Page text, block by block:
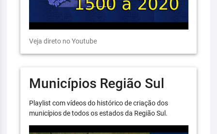
Veja direto no Youtube
Municípios Região Sul
Playlist com vídeos do histórico de criação dos
municípios de todos os estados da Região Sul.